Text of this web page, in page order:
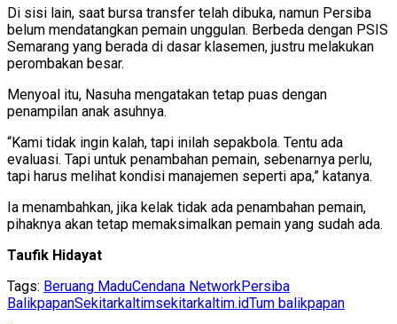
Di sisi lain, saat bursa transfer telah dibuka, namun Persiba
belum mendatangkan pemain unggulan. Berbeda dengan PSIS
Semarang yang berada di dasar klasemen, justru melakukan
perombakan besar.
Menyoal itu, Nasuha mengatakan tetap puas dengan
penampilan anak asuhnya.
“Kami tidak ingin kalah, tapi inilah sepakbola. Tentu ada
evaluasi. Tapi untuk penambahan pemain, sebenarnya perlu,
tapi harus melihat kondisi manajemen seperti apa,” katanya.
Ia menambahkan, jika kelak tidak ada penambahan pemain,
pihaknya akan tetap memaksimalkan pemain yang sudah ada.
Taufik Hidayat
Tags: Beruang MaduCendana NetworkPersiba
BalikpapanSekitarkaltimsekitarkaltim.idTum balikpapan